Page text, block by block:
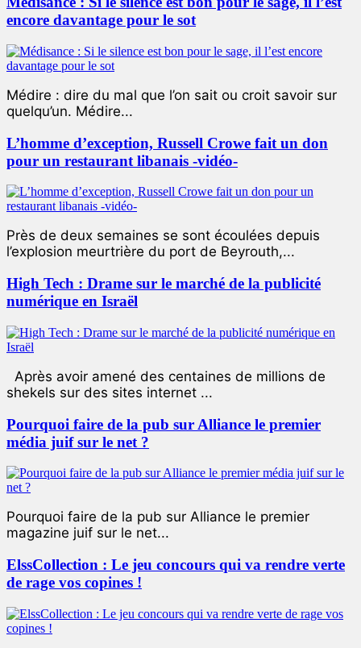
encore davantage pour le sot
Médire : dire du mal que l’on sait ou croit savoir sur
quelqu’un. Médire...
L’homme d’exception, Russell Crowe fait un don
pour un restaurant libanais -vidéo-
Près de deux semaines se sont écoulées depuis
l’explosion meurtrière du port de Beyrouth,...
High Tech : Drame sur le marché de la publicité
numérique en Israël
Après avoir amené des centaines de millions de
shekels sur des sites internet ...
Pourquoi faire de la pub sur Alliance le premier
média juif sur le net ?
Pourquoi faire de la pub sur Alliance le premier
magazine juif sur le net...
ElssCollection : Le jeu concours qui va rendre verte
de rage vos copines !